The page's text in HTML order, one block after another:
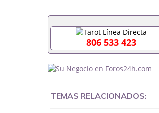
业证成绩单可以办学历认证
毕业证会查吗551190476入
不到毕业证怎么办, 毕业证
中途辍学、挂科而没有正常
常毕业而导致回国得不到教
551190476哪里可以买国外
的毕业证成绩单可以吗
806 533 423
TEMAS RELACIONADOS: